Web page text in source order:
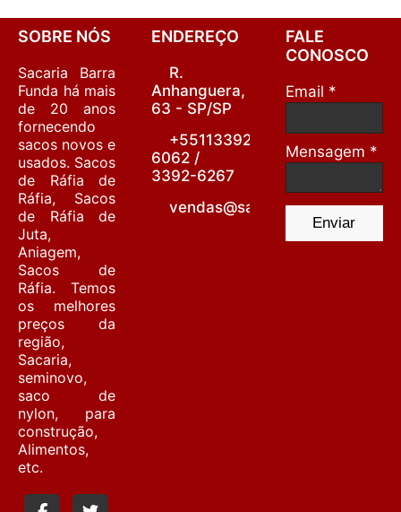
SOBRE NÓS
Sacaria Barra
Funda há mais
de 20 anos
fornecendo
sacos novos e
usados. Sacos
de Ráfia de
Ráfia, Sacos
de Ráfia de
Juta,
Aniagem,
Sacos de
Ráfia. Temos
os melhores
preços da
região,
Sacaria,
seminovo,
saco de
nylon, para
construção,
Alimentos,
etc.
ENDEREÇO
R.
Anhanguera,
63 - SP/SP
+55113392-
6062 /
3392-6267
FALE
CONOSCO
Email *
Mensagem *
Enviar